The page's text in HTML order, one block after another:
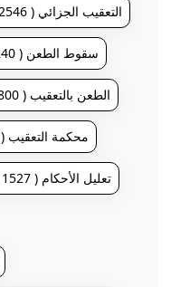
# التعقيب الجزائي ( 2546 )
# سقوط الطعن ( 2240 )
# الطعن بالتعقيب ( 1800 )
# محكمة التعقيب ( 1610 )
# تعليل الأحكام ( 1527 )